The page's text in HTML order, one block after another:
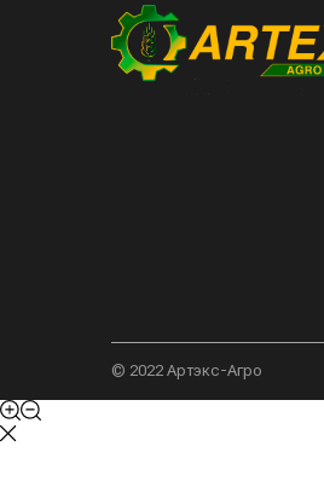
© 2022 Артэкс-Агро